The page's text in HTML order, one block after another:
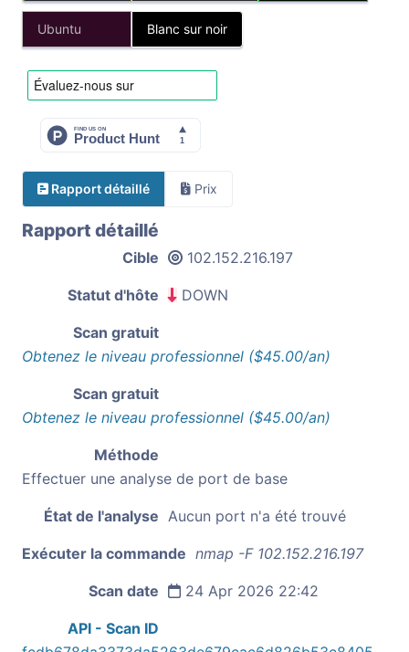
Ubuntu Blanc sur noir
Rapport détaillé Prix
Rapport détaillé
Cible 102.152.216.197
Statut d'hôte DOWN
Scan gratuit
Obtenez le niveau professionnel ($45.00/an)
Scan gratuit
Obtenez le niveau professionnel ($45.00/an)
Méthode
Effectuer une analyse de port de base
État de l'analyse Aucun port n'a été trouvé
Exécuter la commande nmap -F 102.152.216.197
Scan date 24 Apr 2026 22:42
API - Scan ID